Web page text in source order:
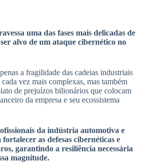
uma das fases mais delicadas de
alvo de um ataque cibernético no
a fragilidade das cadeias industriais
vez mais complexas, mas também
de prejuízos bilionários que colocam
da empresa e seu ecossistema
da indústria automotiva e
as defesas cibernéticas e
garantindo a resiliência necessária
magnitude.